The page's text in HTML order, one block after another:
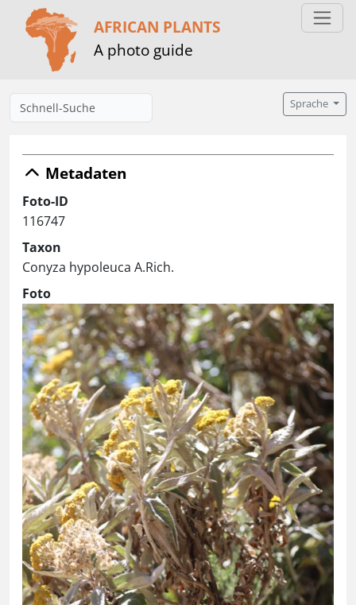
AFRICAN PLANTS
A photo guide
Sprache
Metadaten
Foto-ID
116747
Taxon
Conyza hypoleuca A.Rich.
Foto